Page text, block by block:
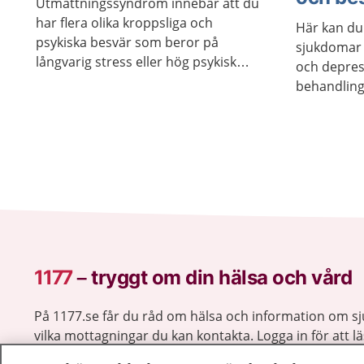
har flera olika kroppsliga och
psykiska besvär som beror på
långvarig stress eller hög psykisk
Här kan
sjukdomar
och
1177–tryggt om din hälsa och vård
På 1177.se får du råd om hälsa och information om
vilka mottagningar du kan kontakta. Logga in för att